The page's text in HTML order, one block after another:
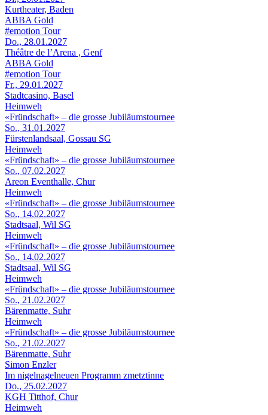
Kurtheater, Baden
ABBA Gold
#emotion Tour
Do., 28.01.2027
Théâtre de l’Arena , Genf
ABBA Gold
#emotion Tour
Fr., 29.01.2027
Stadtcasino, Basel
Heimweh
«Fründschaft» – die grosse Jubiläumstournee
So., 31.01.2027
Fürstenlandsaal, Gossau SG
Heimweh
«Fründschaft» – die grosse Jubiläumstournee
So., 07.02.2027
Areon Eventhalle, Chur
Heimweh
«Fründschaft» – die grosse Jubiläumstournee
So., 14.02.2027
Stadtsaal, Wil SG
Heimweh
«Fründschaft» – die grosse Jubiläumstournee
So., 14.02.2027
Stadtsaal, Wil SG
Heimweh
«Fründschaft» – die grosse Jubiläumstournee
So., 21.02.2027
Bärenmatte, Suhr
Heimweh
«Fründschaft» – die grosse Jubiläumstournee
So., 21.02.2027
Bärenmatte, Suhr
Simon Enzler
Im nigelnagelneuen Programm zmetztinne
Do., 25.02.2027
KGH Titthof, Chur
Heimweh